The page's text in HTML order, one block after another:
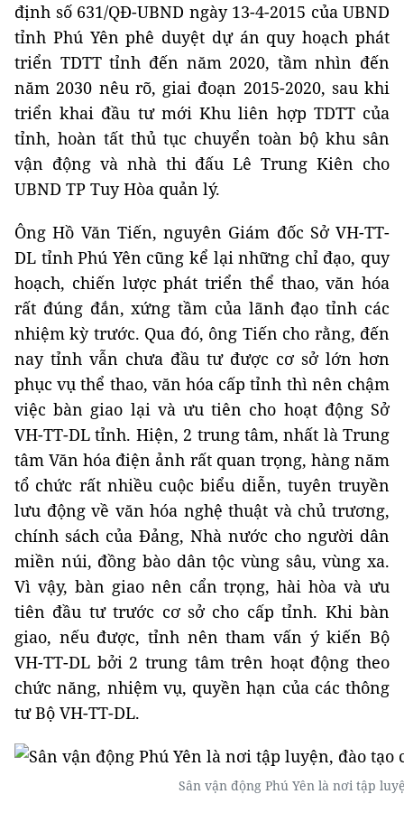
định số 631/QĐ-UBND ngày 13-4-2015 của UBND
tỉnh Phú Yên phê duyệt dự án quy hoạch phát
triển TDTT tỉnh đến năm 2020, tầm nhìn đến
năm 2030 nêu rõ, giai đoạn 2015-2020, sau khi
triển khai đầu tư mới Khu liên hợp TDTT của
tỉnh, hoàn tất thủ tục chuyển toàn bộ khu sân
vận động và nhà thi đấu Lê Trung Kiên cho
UBND TP Tuy Hòa quản lý.
Ông Hồ Văn Tiến, nguyên Giám đốc Sở VH-TT-
DL tỉnh Phú Yên cũng kể lại những chỉ đạo, quy
hoạch, chiến lược phát triển thể thao, văn hóa
rất đúng đắn, xứng tầm của lãnh đạo tỉnh các
nhiệm kỳ trước. Qua đó, ông Tiến cho rằng, đến
nay tỉnh vẫn chưa đầu tư được cơ sở lớn hơn
phục vụ thể thao, văn hóa cấp tỉnh thì nên chậm
việc bàn giao lại và ưu tiên cho hoạt động Sở
VH-TT-DL tỉnh. Hiện, 2 trung tâm, nhất là Trung
tâm Văn hóa điện ảnh rất quan trọng, hàng năm
tổ chức rất nhiều cuộc biểu diễn, tuyên truyền
lưu động về văn hóa nghệ thuật và chủ trương,
chính sách của Đảng, Nhà nước cho người dân
miền núi, đồng bào dân tộc vùng sâu, vùng xa.
Vì vậy, bàn giao nên cẩn trọng, hài hòa và ưu
tiên đầu tư trước cơ sở cho cấp tỉnh. Khi bàn
giao, nếu được, tỉnh nên tham vấn ý kiến Bộ
VH-TT-DL bởi 2 trung tâm trên hoạt động theo
chức năng, nhiệm vụ, quyền hạn của các thông
tư Bộ VH-TT-DL.
Sân vận động Phú Yên là nơi tập